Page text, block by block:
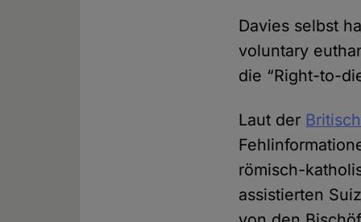
Davies selbst
voluntary
die “Right-to-
Laut der
römisch-
assistierten